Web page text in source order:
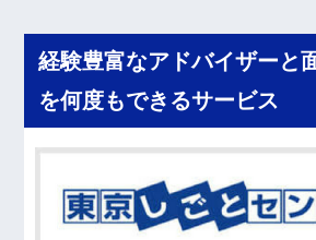
経験豊富なアドバイザーと
を何度もできるサービス